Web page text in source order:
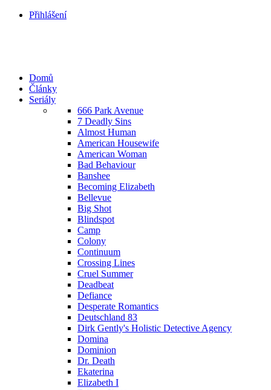
Přihlášení
Domů
Články
Seriály
666 Park Avenue
7 Deadly Sins
Almost Human
American Housewife
American Woman
Bad Behaviour
Banshee
Becoming Elizabeth
Bellevue
Big Shot
Blindspot
Camp
Colony
Continuum
Crossing Lines
Cruel Summer
Deadbeat
Defiance
Desperate Romantics
Deutschland 83
Dirk Gently's Holistic Detective Agency
Domina
Dominion
Dr. Death
Ekaterina
Elizabeth I